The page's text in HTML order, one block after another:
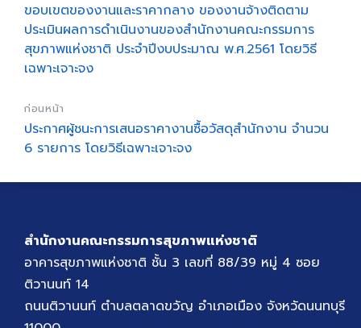
ขอบเขตของงานและราคากลาง ของงานจ้างติดตาม
ประเมินผลการดำเนินงานของสำนักงานคณะกรรมการ
สุขภาพแห่งชาติ ประจำปีงบประมาณ พ.ศ.2561 โดยวิธี
เฉพาะเจาะจง
ก่อนหน้า
ประกาศผู้ชนะการเสนอราคางานซื้อวัสดุสำนักงาน จำนวน
6 รายการ โดยวิธีเฉพาะเจาะจง
สำนักงานคณะกรรมการสุขภาพแห่งชาติ
อาคารสุขภาพแห่งชาติ ชั้น 3 เลขที่ 88/39 หมู่ 4 ซอย
ติวานนท์ 14
ถนนติวานนท์ ตำบลตลาดขวัญ อำเภอเมือง จังหวัดนนทบุรี